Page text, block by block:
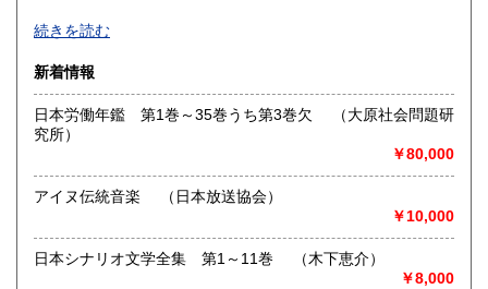
佐賀県
熊本県 2,710円 大分県 2,710円
2,710円
沖縄県 2,680円
お客様よりの直接仕入の為、どこよりも安くをモットにして
在庫量が膨大なため店舗ではなく倉庫形式をとっております
のでご希望の本がありましたらご来店の前にご連絡くだされ
ば出しておきます。
多量のお買い上げには、ご予算のご相談に応じます。
ご来店のお客様は東上線みずほ台駅よりお電話ください。お
迎えに参ります。
買取の至急のご連絡が必要の場合は090-3003-3091までお電
沿線名：東武東上線・地下鉄有楽町線
続きを読む
新着情報
日本労働年鑑 第1巻～35巻うち第3巻欠 （大原社会問題研
究所）
￥80,000
アイヌ伝統音楽 （日本放送協会）
￥10,000
日本シナリオ文学全集 第1～11巻 （木下恵介）
￥8,000